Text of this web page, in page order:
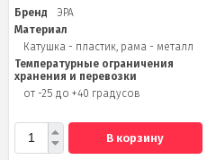
Бренд
ЭРА
Материал
Катушка - пластик, рама - металл
Температурные ограничения
хранения и перевозки
от -25 до +40 градусов
В корзину